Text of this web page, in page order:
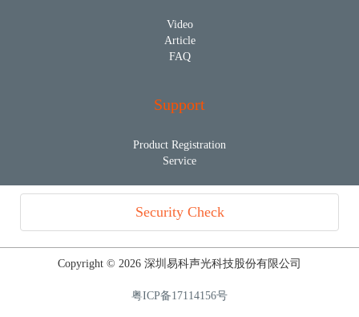
Video
Article
FAQ
Support
Product Registration
Service
Security Check
Copyright © 2026 深圳易科声光科技股份有限公司
粤ICP备17114156号